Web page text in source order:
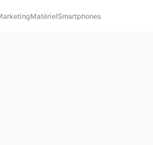
MatérielSmartphones